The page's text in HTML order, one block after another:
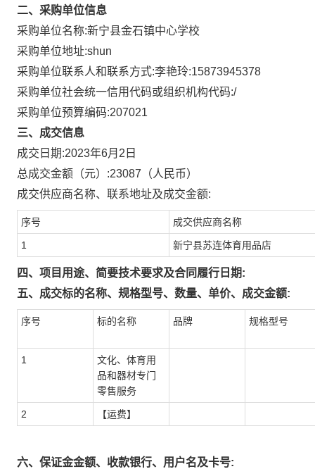
二、采购单位信息
采购单位名称:新宁县金石镇中心学校
采购单位地址:shun
采购单位联系人和联系方式:李艳玲:15873945378
采购单位社会统一信用代码或组织机构代码:/
采购单位预算编码:207021
三、成交信息
成交日期:2023年6月2日
总成交金额（元）:23087 （人民币）
成交供应商名称、联系地址及成交金额:
序号 成交供应商名称
1 新宁县苏连体育用品店
四、项目用途、简要技术要求及合同履行日期:
五、成交标的名称、规格型号、数量、单价、成交金额:
序号 标的名称 品牌 规格型号
1
文化、体育用
品和器材专门
零售服务
2 【运费】
六、保证金金额、收款银行、用户名及卡号: